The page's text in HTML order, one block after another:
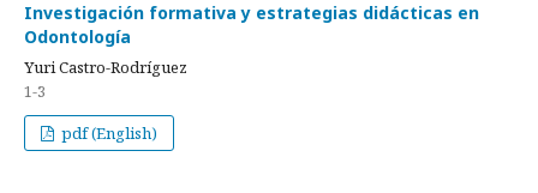
Investigación formativa y estrategias didácticas en
Odontología
Yuri Castro-Rodríguez
1-3
pdf (English)